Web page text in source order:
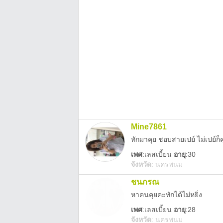
Mine7861
ทักมาคุย ชอบสายเปย์ ไม่เปย์ก็
เพศ:เลสเบี้ยน อายุ:30
จังหวัด: นครพนม
ชนภรณ
หาคนคุยคะทักได้ไม่หยิ่ง
เพศ:เลสเบี้ยน อายุ:28
จังหวัด: นครพนม